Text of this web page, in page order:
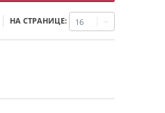
НА СТРАНИЦЕ: 16